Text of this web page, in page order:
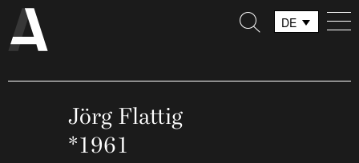
DE
Jörg Flattig
*1961